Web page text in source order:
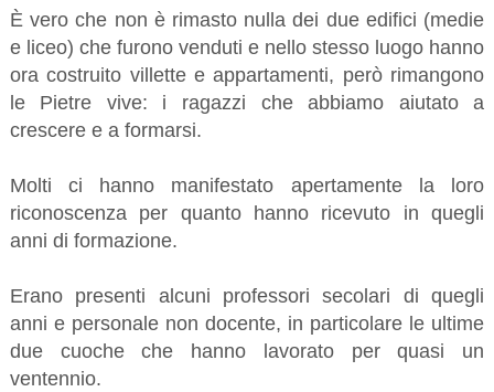
È vero che non è rimasto nulla dei due edifici (medie
e liceo) che furono venduti e nello stesso luogo hanno
ora costruito villette e appartamenti, però rimangono
le Pietre vive: i ragazzi che abbiamo aiutato a
crescere e a formarsi.
Molti ci hanno manifestato apertamente la loro
riconoscenza per quanto hanno ricevuto in quegli
anni di formazione.
Erano presenti alcuni professori secolari di quegli
anni e personale non docente, in particolare le ultime
due cuoche che hanno lavorato per quasi un
ventennio.